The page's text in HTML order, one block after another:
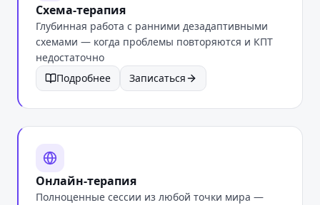
Схема-терапия
Глубинная работа с ранними дезадаптивными
схемами — когда проблемы повторяются и КПТ
недостаточно
Подробнее
Записаться
Онлайн-терапия
Полноценные сессии из любой точки мира —